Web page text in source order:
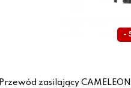
-
Przewód zasilający